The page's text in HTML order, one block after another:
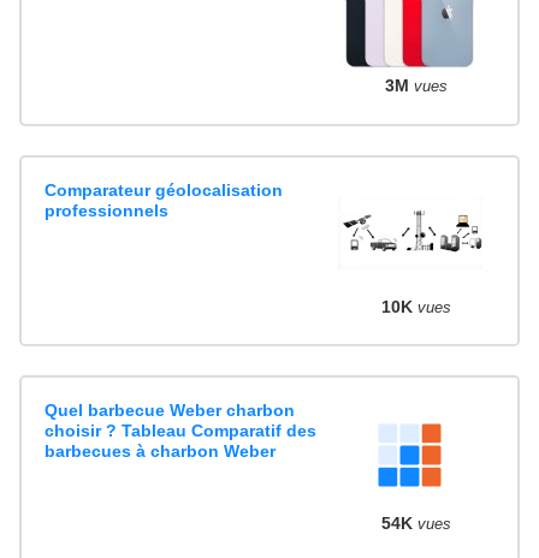
3M vues
Comparateur géolocalisation
professionnels
10K vues
Quel barbecue Weber charbon
choisir ? Tableau Comparatif des
barbecues à charbon Weber
54K vues